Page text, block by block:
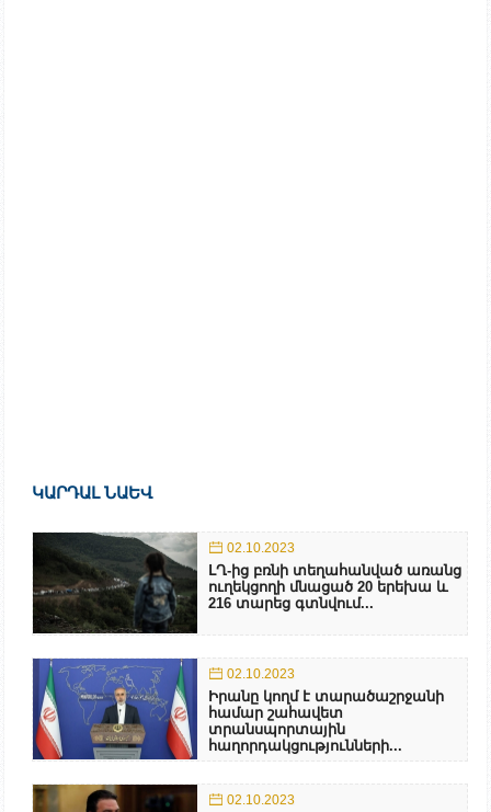
ԿԱՐԴԱԼ ՆԱԵՎ
02.10.2023
ԼՂ-ից բռնի տեղահանված առանց
ուղեկցողի մնացած 20 երեխա և
216 տարեց գտնվում...
02.10.2023
Իրանը կողմ է տարածաշրջանի
համար շահավետ
տրանսպորտային
հաղորդակցությունների...
02.10.2023